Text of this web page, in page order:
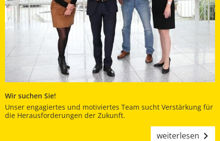
Wir suchen Sie!
Unser engagiertes und motiviertes Team sucht Verstärkung für
die Herausforderungen der Zukunft.
weiterlesen